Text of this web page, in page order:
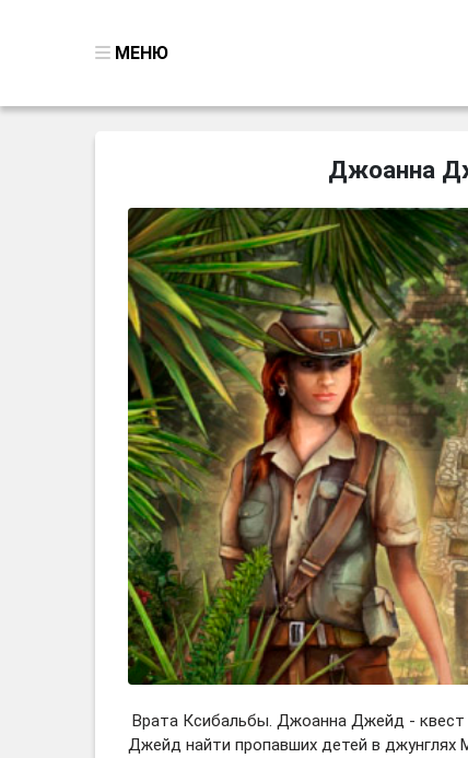
МЕНЮ
ГОЛОВОЛОМКИ
БИЗНЕС
ТРИ-В-РЯД
СТРАТЕГИИ
СТРЕЛЯЛКИ
КВЕСТ
КАК СКАЧАТЬ
НОВОСТИ
Джоанна
Врата Ксибальбы. Джоанна Джейд - квест
Джейд найти пропавших детей в джунглях